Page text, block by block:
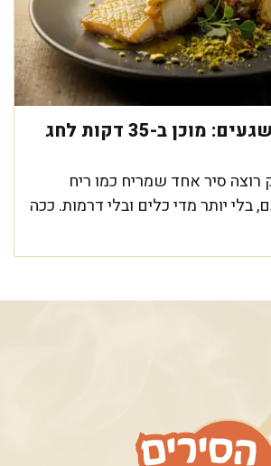
דג וכרובית משגעים: מוכן ב-35 דקות לחג
רוצה סיר אחד שמריח כמו ריח
יותר מדי כלים ובלי דרמות. ככה